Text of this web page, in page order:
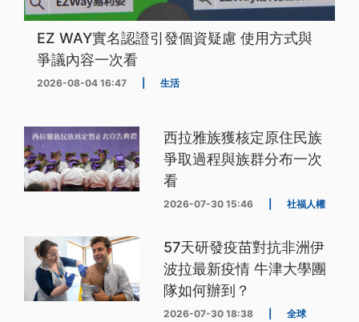
EZ WAY實名認證引發個資疑慮 使用方式與
爭議內容一次看
2026-08-04 16:47 生活
西拉雅族獲核定原住民族
爭取過程與族群分布一次
看
2026-07-30 15:46 社福人權
57天研發疫苗對抗非洲伊
波拉最新疫情 牛津大學團
隊如何辦到？
2026-07-30 18:38 全球